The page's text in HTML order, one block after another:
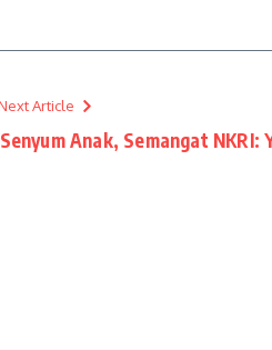
Next Article
Senyum Anak, Semangat